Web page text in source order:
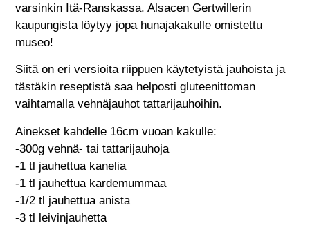
varsinkin Itä-Ranskassa. Alsacen Gertwillerin
kaupungista löytyy jopa hunajakakulle omistettu
museo!
Siitä on eri versioita riippuen käytetyistä jauhoista ja
tästäkin reseptistä saa helposti gluteenittoman
vaihtamalla vehnäjauhot tattarijauhoihin.
Ainekset kahdelle 16cm vuoan kakulle:
-300g vehnä- tai tattarijauhoja
-1 tl jauhettua kanelia
-1 tl jauhettua kardemummaa
-1/2 tl jauhettua anista
-3 tl leivinjauhetta